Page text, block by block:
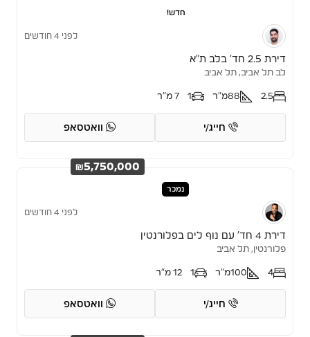
חדש!
לפני 4 חודשים
דירת 2.5 חד’ בלב ת”א
לב תל אביב, תל אביב
2.5
88מ"ר 1 7 מ"ר
חייג/י וואטסאפ
נמכר
₪5,750,000
לפני 4 חודשים
דירת 4 חד’ עם נוף לים בפלורנטין
פלורנטין, תל אביב
4
100מ"ר 1 12 מ"ר
חייג/י וואטסאפ